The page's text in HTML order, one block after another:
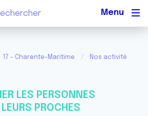
17 - Charente-Maritime Nos activités
LES PERSONNES
PROCHES